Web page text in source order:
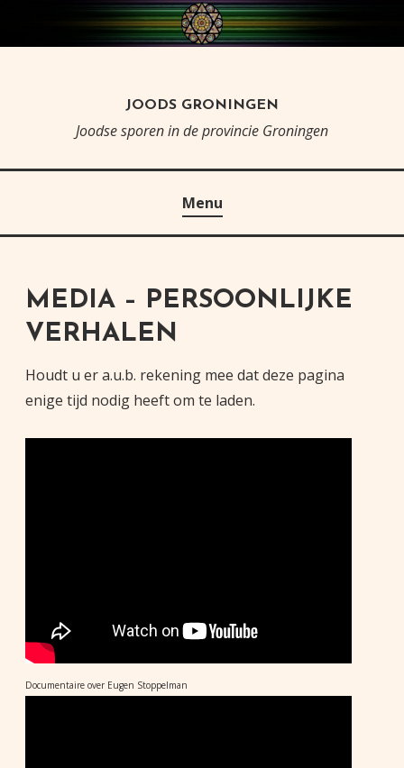
JOODS GRONINGEN
Joodse sporen in de provincie Groningen
Menu
MEDIA – PERSOONLIJKE
VERHALEN
Houdt u er a.u.b. rekening mee dat deze pagina
enige tijd nodig heeft om te laden.
Documentaire over Eugen Stoppelman